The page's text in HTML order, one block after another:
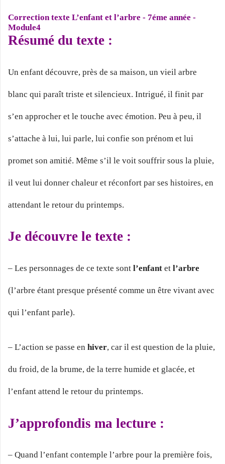
Correction texte L’enfant et l’arbre - 7éme année -
Module4
Résumé du texte :
Un enfant découvre, près de sa maison, un vieil arbre
blanc qui paraît triste et silencieux. Intrigué, il finit par
s’en approcher et le touche avec émotion. Peu à peu, il
s’attache à lui, lui parle, lui confie son prénom et lui
promet son amitié. Même s’il le voit souffrir sous la pluie,
il veut lui donner chaleur et réconfort par ses histoires, en
attendant le retour du printemps.
Je découvre le texte :
– Les personnages de ce texte sont l’enfant et l’arbre
(l’arbre étant presque présenté comme un être vivant avec
qui l’enfant parle).
– L’action se passe en hiver, car il est question de la pluie,
du froid, de la brume, de la terre humide et glacée, et
l’enfant attend le retour du printemps.
J’approfondis ma lecture :
– Quand l’enfant contemple l’arbre pour la première fois,